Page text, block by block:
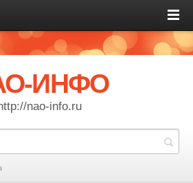
ИНФО
nao-info.ru